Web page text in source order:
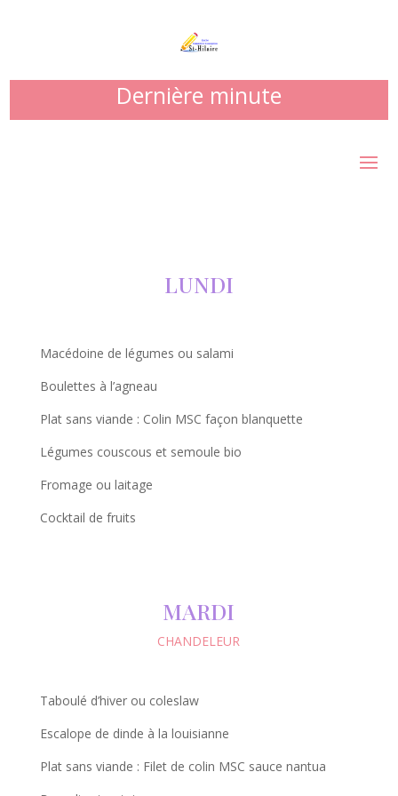
Dernière minute
LUNDI
Macédoine de légumes ou salami
Boulettes à l’agneau
Plat sans viande : Colin MSC façon blanquette
Légumes couscous et semoule bio
Fromage ou laitage
Cocktail de fruits
MARDI
CHANDELEUR
Taboulé d’hiver ou coleslaw
Escalope de dinde à la louisianne
Plat sans viande : Filet de colin MSC sauce nantua